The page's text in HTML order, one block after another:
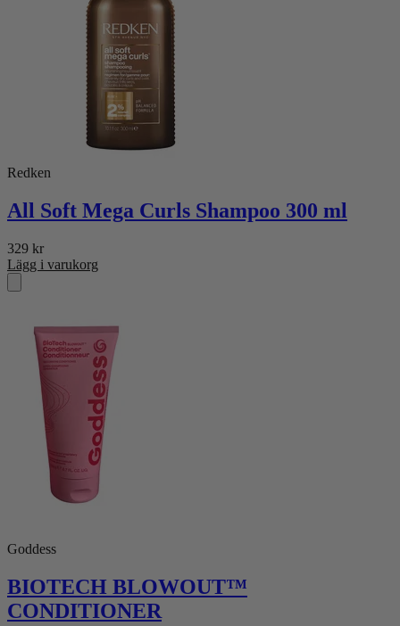
Redken
All Soft Mega Curls Shampoo 300 ml
329 kr
Lägg i varukorg
Goddess
BIOTECH BLOWOUT™
CONDITIONER